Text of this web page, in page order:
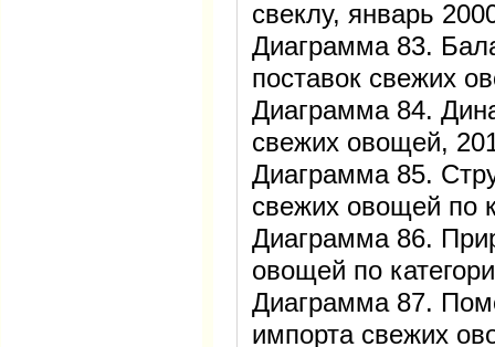
свеклу, январь
Диаграмма 83.
поставок свежих
Диаграмма 84.
свежих овощей,
Диаграмма 85.
свежих овощей по
Диаграмма 86.
овощей по
Диаграмма 87.
импорта свежих